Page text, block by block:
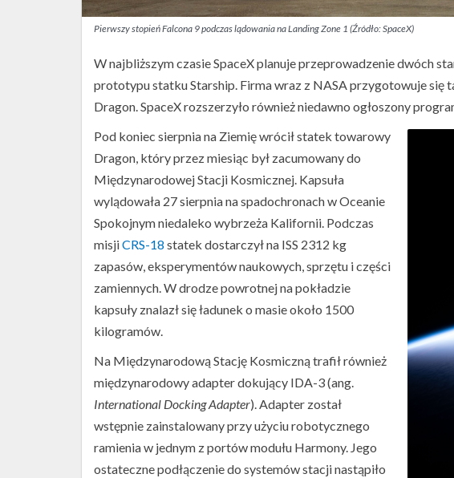
Pierwszy stopień Falcona 9 podczas lądowania na Landing Zone 1 (Źródło: SpaceX)
W najbliższym czasie SpaceX planuje przeprowadzenie dwóch
prototypu statku Starship. Firma wraz z NASA przygotowuje się
Dragon. SpaceX rozszerzyło również niedawno ogłoszony
Pod koniec sierpnia na Ziemię wrócił statek towarowy
Dragon, który przez miesiąc był zacumowany do
Międzynarodowej Stacji Kosmicznej. Kapsuła
wylądowała 27 sierpnia na spadochronach w Oceanie
Spokojnym niedaleko wybrzeża Kalifornii. Podczas
misjiCRS-18 statek dostarczył na ISS 2312 kg
zapasów, eksperymentów naukowych, sprzętu i części
zamiennych. W drodze powrotnej na pokładzie
kapsuły znalazł się ładunek o masie około 1500
kilogramów.
Na Międzynarodową Stację Kosmiczną trafił również
międzynarodowy adapter dokujący IDA-3 (ang.
International Docking Adapter). Adapter został
wstępnie zainstalowany przy użyciu robotycznego
ramienia w jednym z portów modułu Harmony. Jego
ostateczne podłączenie do systemów stacji nastąpiło